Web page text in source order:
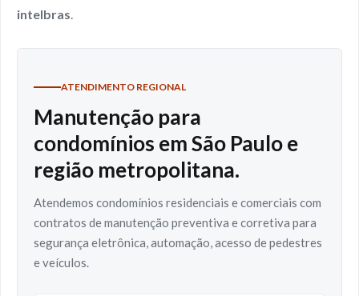
intelbras.
ATENDIMENTO REGIONAL
Manutenção para
condomínios em São Paulo e
região metropolitana.
Atendemos condomínios residenciais e comerciais com
contratos de manutenção preventiva e corretiva para
segurança eletrônica, automação, acesso de pedestres
e veículos.